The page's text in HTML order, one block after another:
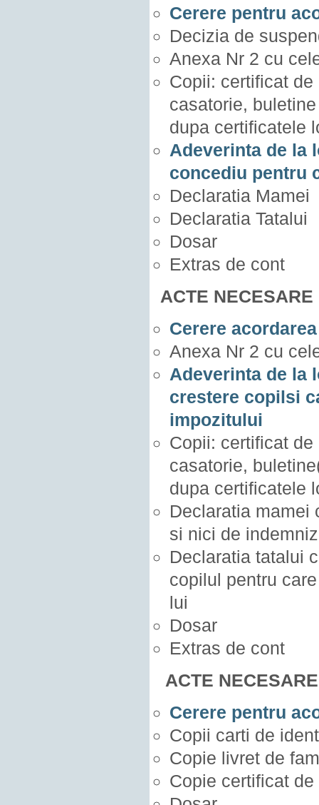
Cerere pentru
Decizia de
Anexa Nr 2 cu
Copii: certificat
casatorie,
dupa certificatele
Adeverinta de la
concediu pentru
Declaratia Mamei
Declaratia Tatalui
Dosar
Extras de cont
ACTE
Cerere
Anexa Nr 2 cu
Adeverinta de la
crestere copilsi
impozitului
Copii: certificat
casatorie,
dupa certificatele
Declaratia mamei
si nici de
Declaratia tatalui
copilul pentru
lui
Dosar
Extras de cont
ACTE
Cerere pentru
Copii carti de
Copie livret de
Copie certificat